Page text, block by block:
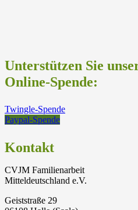
Unterstützen Sie
Online-Spende:
Twingle-Spende
Paypal-Spende
Kontakt
CVJM Familienarbeit
Mitteldeutschland e.V.
Geiststraße 29